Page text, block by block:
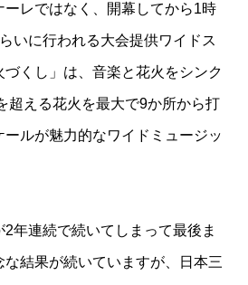
レではなく、開幕してから1時
いに行われる大会提供ワイドス
づくし」は、音楽と花火をシンク
超える花火を最大で9か所から打
ルが魅力的なワイドミュージッ
年連続で続いてしまって最後ま
結果が続いていますが、日本三